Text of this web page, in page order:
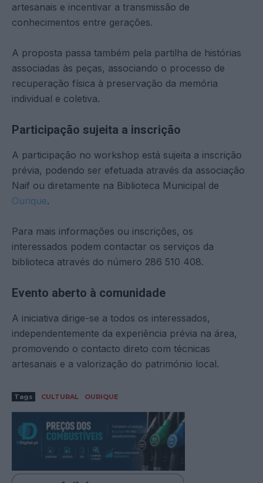
artesanais e incentivar a transmissão de
conhecimentos entre gerações.
A proposta passa também pela partilha de histórias
associadas às peças, associando o processo de
recuperação física à preservação da memória
individual e coletiva.
Participação sujeita a inscrição
A participação no workshop está sujeita a inscrição
prévia, podendo ser efetuada através da associação
Naif ou diretamente na Biblioteca Municipal de
Ourique.
Para mais informações ou inscrições, os
interessados podem contactar os serviços da
biblioteca através do número 286 510 408.
Evento aberto à comunidade
A iniciativa dirige-se a todos os interessados,
independentemente da experiência prévia na área,
promovendo o contacto direto com técnicas
artesanais e a valorização do património local.
Tags CULTURAL OURIQUE